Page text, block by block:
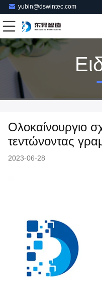
yubin@dswintec.com
Ολοκαίνουργιο
τεντώνοντας
2023-06-28